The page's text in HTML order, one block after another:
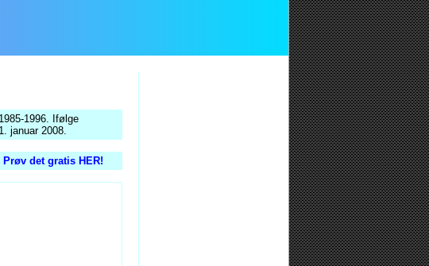
1996. Ifølge
januar 2008.
Prøv det gratis HER!